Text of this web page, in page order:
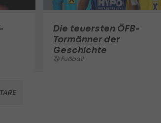
Die teuersten ÖFB-
Tormänner der
Geschichte
Fußball